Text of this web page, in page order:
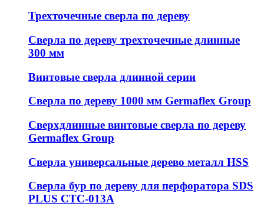
Трехточечные сверла по дереву
Сверла по дереву трехточечные длинные
300 мм
Винтовые сверла длинной серии
Сверла по дереву 1000 мм Germaflex Group
Сверхдлинные винтовые сверла по дереву
Germaflex Group
Сверла универсальные дерево металл HSS
Cверла бур по дереву для перфоратора SDS
PLUS СТС-013А